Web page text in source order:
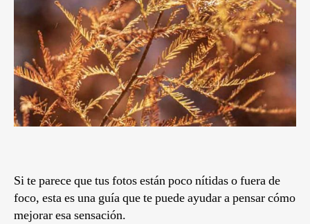
Si te parece que tus fotos están poco nítidas o fuera de
foco, esta es una guía que te puede ayudar a pensar cómo
mejorar esa sensación.